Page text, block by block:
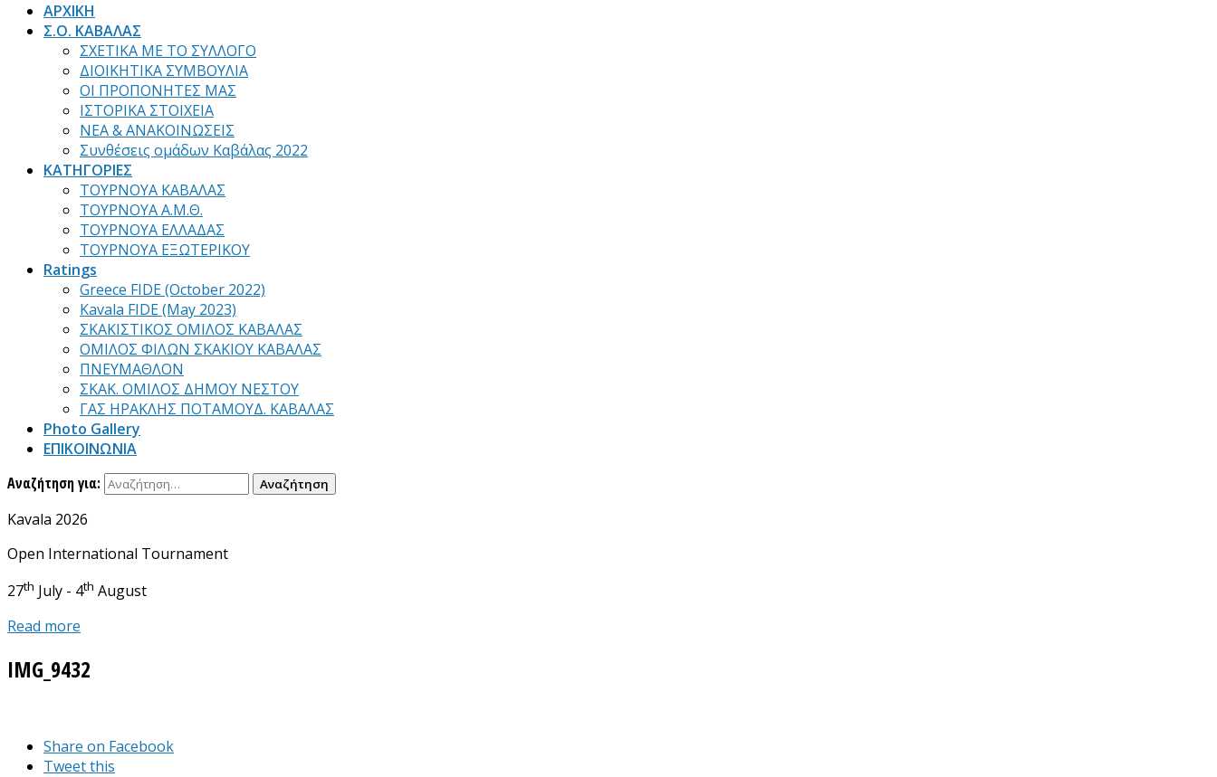
ΑΡΧΙΚΗ
Σ.Ο. ΚΑΒΑΛΑΣ
ΣΧΕΤΙΚΑ ΜΕ ΤΟ ΣΥΛΛΟΓΟ
ΔΙΟΙΚΗΤΙΚΑ ΣΥΜΒΟΥΛΙΑ
ΟΙ ΠΡΟΠΟΝΗΤΕΣ ΜΑΣ
ΙΣΤΟΡΙΚΑ ΣΤΟΙΧΕΙΑ
ΝΕΑ & ΑΝΑΚΟΙΝΩΣΕΙΣ
Συνθέσεις ομάδων Καβάλας 2022
ΚΑΤΗΓΟΡΙΕΣ
ΤΟΥΡΝΟΥΑ ΚΑΒΑΛΑΣ
ΤΟΥΡΝΟΥΑ Α.Μ.Θ.
ΤΟΥΡΝΟΥΑ ΕΛΛΑΔΑΣ
ΤΟΥΡΝΟΥΑ ΕΞΩΤΕΡΙΚΟΥ
Ratings
Greece FIDE (October 2022)
Kavala FIDE (May 2023)
ΣΚΑΚΙΣΤΙΚΟΣ ΟΜΙΛΟΣ ΚΑΒΑΛΑΣ
ΟΜΙΛΟΣ ΦΙΛΩΝ ΣΚΑΚΙΟΥ ΚΑΒΑΛΑΣ
ΠΝΕΥΜΑΘΛΟΝ
ΣΚΑΚ. ΟΜΙΛΟΣ ΔΗΜΟΥ ΝΕΣΤΟΥ
ΓΑΣ ΗΡΑΚΛΗΣ ΠΟΤΑΜΟΥΔ. ΚΑΒΑΛΑΣ
Photo Gallery
ΕΠΙΚΟΙΝΩΝΙΑ
Αναζήτηση για:
Kavala 2026
Open International Tournament
27th July - 4th August
Read more
IMG_9432
Share on Facebook
Tweet this